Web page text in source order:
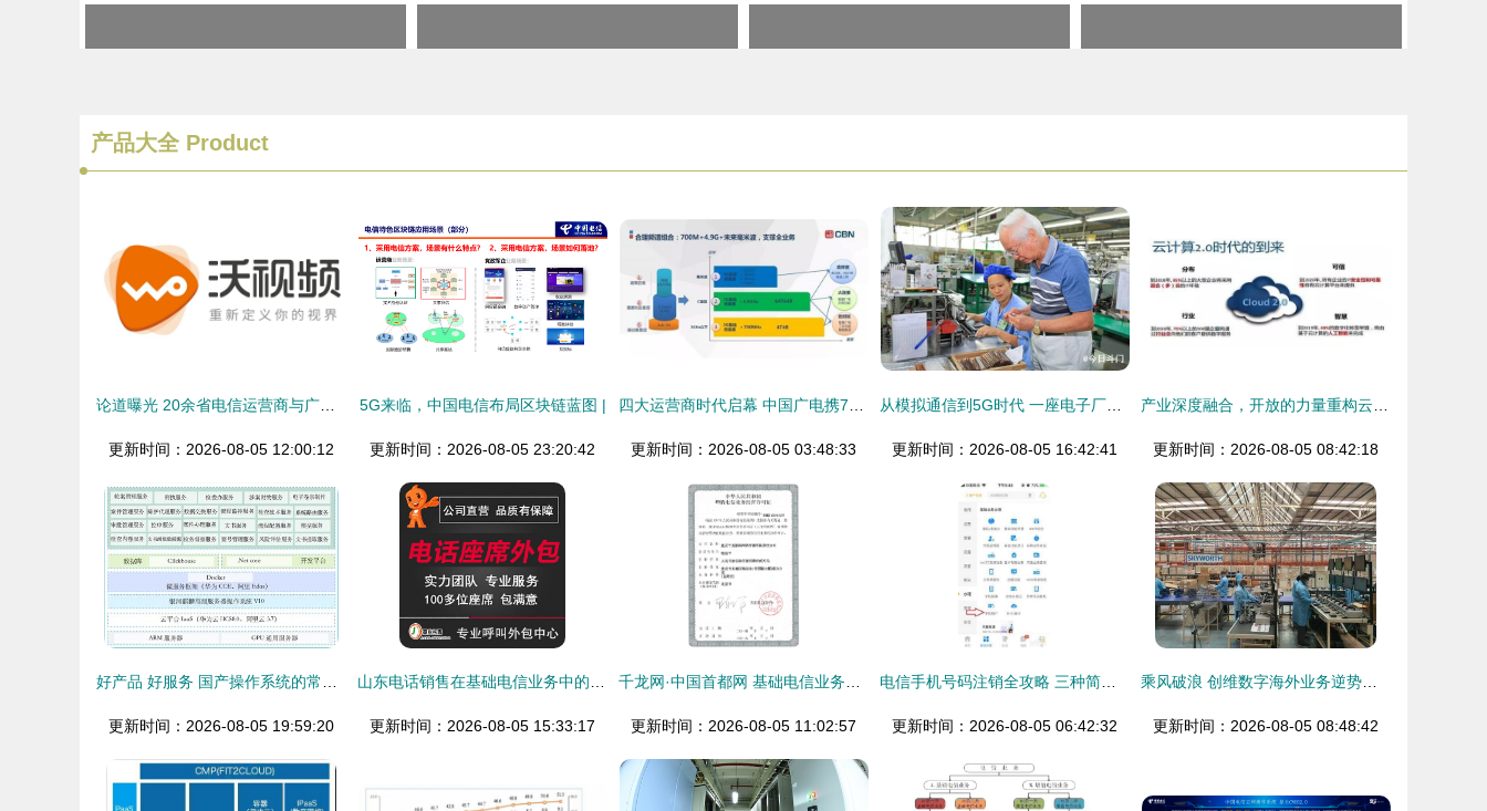
产品大全Product
更新时间：2026-08-05 12:00:12
5G来临，中国电信布局区块链蓝图 |
更新时间：2026-08-05 23:20:42 更新时间：2026-08-05 03:48:33 更新时间：2026-08-05 16:42:41 更新时间：2026-08-05 08:42:18
更新时间：2026-08-05 19:59:20 更新时间：2026-08-05 15:33:17 更新时间：2026-08-05 11:02:57 更新时间：2026-08-05 06:42:32 更新时间：2026-08-05 08:48:42